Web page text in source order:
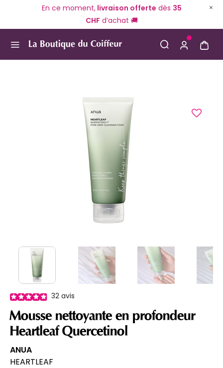
En ce moment,livraison offerte dès 35
CHF d’achat 🚚
32 avis
Mousse nettoyante en profondeur
Heartleaf Quercetinol
ANUA
HEARTLEAF